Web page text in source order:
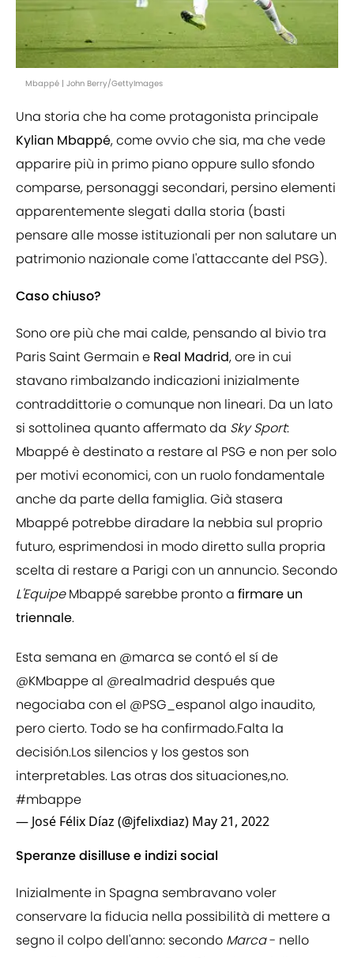
Mbappé | John Berry/GettyImages
Una storia che ha come protagonista principale
Kylian Mbappé, come ovvio che sia, ma che vede
apparire più in primo piano oppure sullo sfondo
comparse, personaggi secondari, persino elementi
apparentemente slegati dalla storia (basti
pensare alle mosse istituzionali per non salutare un
patrimonio nazionale come l'attaccante del PSG).
Caso chiuso?
Sono ore più che mai calde, pensando al bivio tra
Paris Saint Germain e Real Madrid, ore in cui
stavano rimbalzando indicazioni inizialmente
contraddittorie o comunque non lineari. Da un lato
si sottolinea quanto affermato da Sky Sport:
Mbappé è destinato a restare al PSG e non per solo
per motivi economici, con un ruolo fondamentale
anche da parte della famiglia. Già stasera
Mbappé potrebbe diradare la nebbia sul proprio
futuro, esprimendosi in modo diretto sulla propria
scelta di restare a Parigi con un annuncio. Secondo
L'EquipeMbappé sarebbe pronto a firmare un
triennale.
Esta semana en @marca se contó el sí de
@KMbappeal @realmadrid después que
negociaba con el @PSG_espanol algo inaudito,
pero cierto. Todo se ha confirmado.Falta la
decisión.Los silencios y los gestos son
interpretables. Las otras dos situaciones,no.
#mbappe
— José Félix Díaz (@jfelixdiaz) May 21, 2022
Speranze disilluse e indizi social
Inizialmente in Spagna sembravano voler
conservare la fiducia nella possibilità di mettere a
segno il colpo dell'anno: secondo Marca- nello